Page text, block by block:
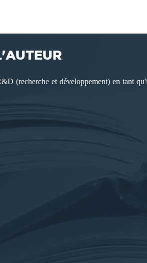
(recherche et développement) en tant